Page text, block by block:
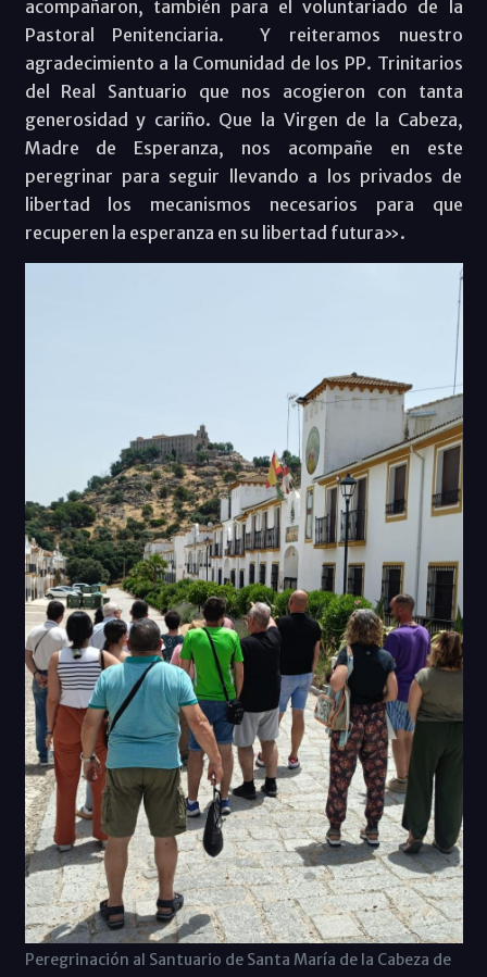
acompañaron, también para el voluntariado de la
Pastoral Penitenciaria. Y reiteramos nuestro
agradecimiento a la Comunidad de los PP. Trinitarios
del Real Santuario que nos acogieron con tanta
generosidad y cariño. Que la Virgen de la Cabeza,
Madre de Esperanza, nos acompañe en este
peregrinar para seguir llevando a los privados de
libertad los mecanismos necesarios para que
recuperen la esperanza en su libertad futura».
Peregrinación al Santuario de Santa María de la Cabeza de